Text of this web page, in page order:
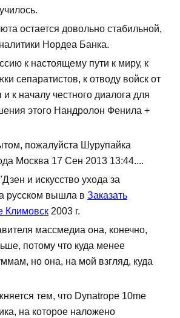
остается довольно стабильной,
Нордеа Банка.
к настоящему пути к миру, к
сепаратистов, к отводу войск от
к началу честного диалога для
этого Нандролон Фенила +
пожалуйста Шурупайка
Москва 17 Сен 2013 13:44....
и искусство ухода за
русском вышла в Заказать
Климовск 2003 г.
массмедиа она, конечно,
потому что куда менее
но она, на мой взгляд, куда
тем, что Dynatrope 10me
на которое наложено